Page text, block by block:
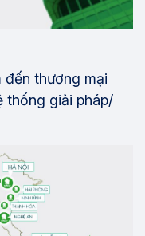
đến thương mại
thống giải pháp/